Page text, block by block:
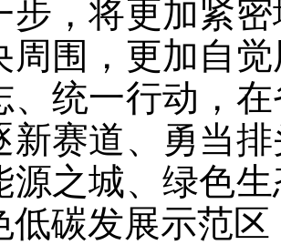
步，将更加紧
周围，更加自
、统一行动，
新赛道、勇当
源之城、绿色
低碳发展示范